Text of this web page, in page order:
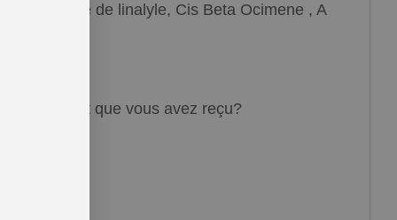
Acétate de linalyle, Cis Beta Ocimene , A
du lot que vous avez reçu?